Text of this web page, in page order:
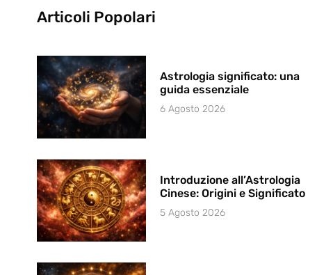
Articoli Popolari
Astrologia significato: una
guida essenziale
6 Agosto 2026
Introduzione all’Astrologia
Cinese: Origini e Significato
5 Agosto 2026